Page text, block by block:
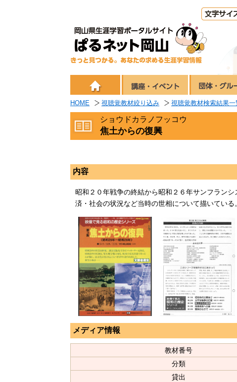
HOME 視聴覚教材絞り込み 視聴覚教材検索結果一
ショウドカラノフッコウ
焦土からの復興
内容
昭和２０年戦争の終結から昭和２６年サンフラン
済・社会の状況など当時の世相について描いている。
メディア情報
教材番号
分類
貸出